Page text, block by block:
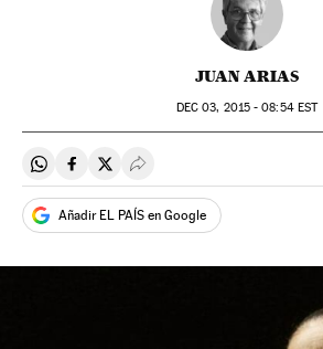
JUAN ARIAS
DEC 03, 2015 - 08:54EST
Compartir en Whatsapp
Compartir en Facebook
Compartir en Twitter
Desplegar Redes Sociales
Añadir EL PAÍS en Google